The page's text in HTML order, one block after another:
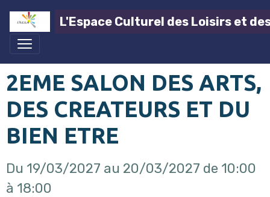
L'Espace Culturel des Loisirs et
2EME SALON DES ARTS,
DES CREATEURS ET DU
BIEN ETRE
Du 19/03/2027 au 20/03/2027 de 10:00
à 18:00